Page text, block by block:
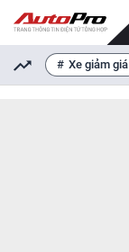
Xe giảm giá